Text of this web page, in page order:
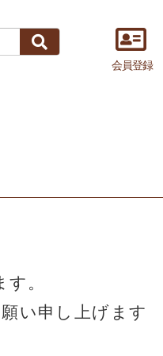
会員登録
。
い申し上げます